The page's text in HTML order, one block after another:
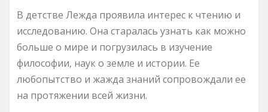
В детстве Лежда проявила интерес к чтению и
исследованию. Она старалась узнать как можно
больше о мире и погрузилась в изучение
философии, наук о земле и истории. Ее
любопытство и жажда знаний сопровождали ее
на протяжении всей жизни.